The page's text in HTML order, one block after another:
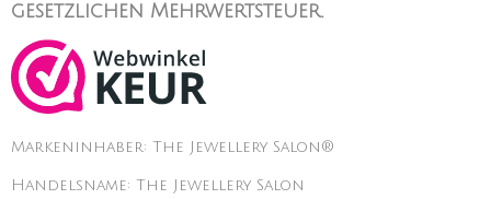
gesetzlichen Mehrwertsteuer.
Markeninhaber: The Jewellery Salon®
Handelsname: The Jewellery Salon